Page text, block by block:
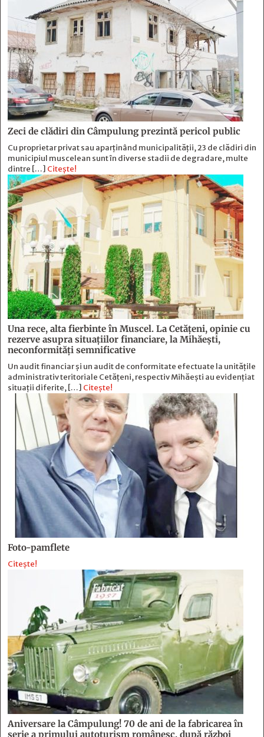
Zeci de clădiri din Câmpulung prezintă pericol public
Cu proprietar privat sau aparținând municipalității, 23 de clădiri din
municipiul muscelean sunt în diverse stadii de degradare, multe
dintre […] Citește!
Una rece, alta fierbinte în Muscel. La Cetăţeni, opinie cu
rezerve asupra situaţiilor financiare, la Mihăeşti,
neconformităţi semnificative
Un audit financiar și un audit de conformitate efectuate la unitățile
administrativ teritoriale Cetățeni, respectiv Mihăești au evidențiat
situații diferite, […] Citește!
Foto-pamflete
Citește!
Aniversare la Câmpulung! 70 de ani de la fabricarea în
serie a primului autoturism românesc, după război